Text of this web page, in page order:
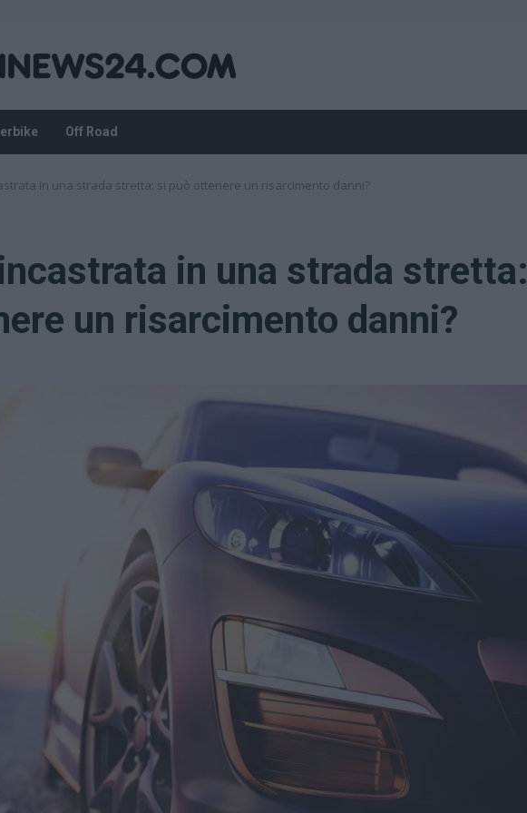
Off Road
in una strada stretta: si può ottenere un risarcimento danni?
in una strada stretta:
un risarcimento danni?